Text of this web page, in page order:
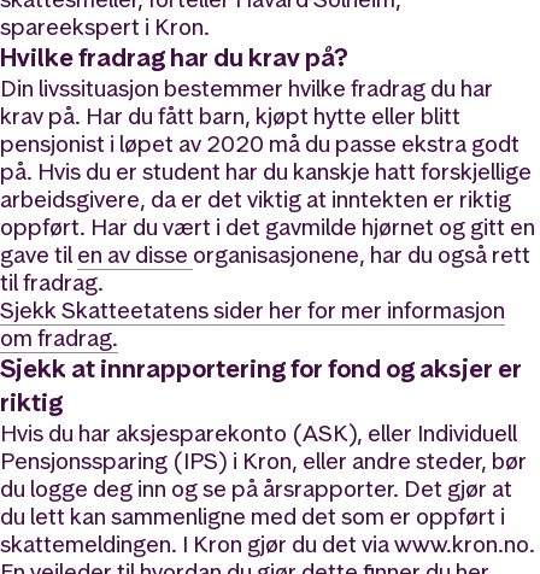
spareekspert i Kron.
Hvilke fradrag har du krav på?
Din livssituasjon bestemmer hvilke fradrag du har
krav på. Har du fått barn, kjøpt hytte eller blitt
pensjonist i løpet av 2020 må du passe ekstra godt
på. Hvis du er student har du kanskje hatt forskjellige
arbeidsgivere, da er det viktig at inntekten er riktig
oppført. Har du vært i det gavmilde hjørnet og gitt en
gave til en av disse organisasjonene, har du også rett
til fradrag.
Sjekk Skatteetatens sider her for mer informasjon
om fradrag.
Sjekk at innrapportering for fond og aksjer er
riktig
Hvis du har aksjesparekonto (ASK), eller Individuell
Pensjonssparing (IPS) i Kron, eller andre steder, bør
du logge deg inn og se på årsrapporter. Det gjør at
du lett kan sammenligne med det som er oppført i
skattemeldingen. I Kron gjør du det via www.kron.no.